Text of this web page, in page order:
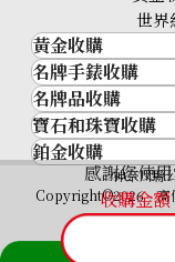
IWC Ingenieur
參考回收價
ASK
感謝您使
收購金
世界
黃金收購
黃金･金條
金條
金幣及銀幣
過去十年黃金價格
金飾
金戒指
金頸鍊
名牌手錶收購
名牌手錶收購
勞力士 (Rolex)
Patek Philippe
Audemars
Vacheron
A. Lange &
名牌品收購
名牌品收購
HERMES
LOUIS
CHANEL
卡地亞（Cartier）
寶石和珠寶收購
寶石和珠寶
祖母綠
藍寶石
鉑金收購
神奈川縣
Copyright©2026 高